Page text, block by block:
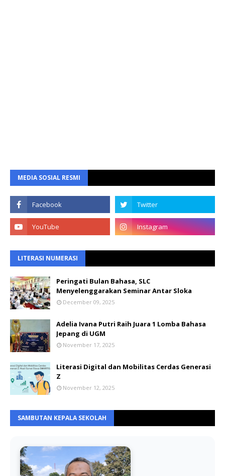
MEDIA SOSIAL RESMI
LITERASI NUMERASI
Peringati Bulan Bahasa, SLC
Menyelenggarakan Seminar Antar Sloka
December 09, 2025
Adelia Ivana Putri Raih Juara 1 Lomba Bahasa
Jepang di UGM
November 17, 2025
Literasi Digital dan Mobilitas Cerdas Generasi
Z
November 12, 2025
SAMBUTAN KEPALA SEKOLAH